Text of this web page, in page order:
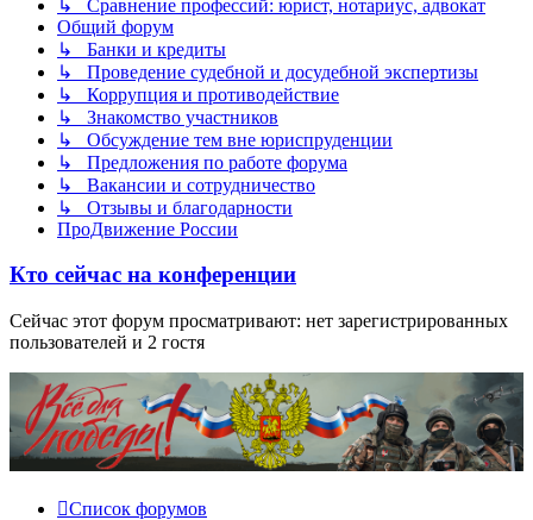
↳ Сравнение профессий: юрист, нотариус, адвокат
Общий форум
↳ Банки и кредиты
↳ Проведение судебной и досудебной экспертизы
↳ Коррупция и противодействие
↳ Знакомство участников
↳ Обсуждение тем вне юриспруденции
↳ Предложения по работе форума
↳ Вакансии и сотрудничество
↳ Отзывы и благодарности
ПроДвижение России
Кто сейчас на конференции
Сейчас этот форум просматривают: нет зарегистрированных
пользователей и 2 гостя
Список форумов